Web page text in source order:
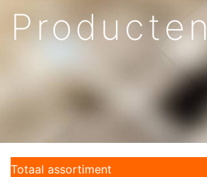
Producten
Totaal assortiment